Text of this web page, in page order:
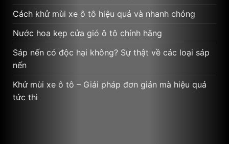
Cách khử mùi xe ô tô hiệu quả và nhanh chóng
Nước hoa kẹp cửa gió ô tô chính hãng
Sáp nến có độc hại không? Sự thật về các loại sáp
nến
Khử mùi xe ô tô – Giải pháp đơn giản mà hiệu quả
tức thì